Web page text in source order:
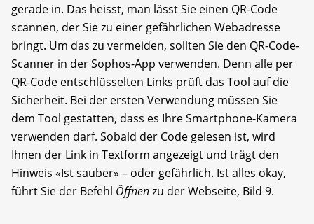
gerade in. Das heisst, man lässt Sie einen QR-Code
scannen, der Sie zu einer gefährlichen Webadresse
bringt. Um das zu vermeiden, sollten Sie den QR-Code-
Scanner in der Sophos-App verwenden. Denn alle per
QR-Code entschlüsselten Links prüft das Tool auf die
Sicherheit. Bei der ersten Verwendung müssen Sie
dem Tool gestatten, dass es Ihre Smartphone-Kamera
verwenden darf. Sobald der Code gelesen ist, wird
Ihnen der Link in Textform angezeigt und trägt den
Hinweis «Ist sauber» – oder gefährlich. Ist alles okay,
führt Sie der Befehl Öffnenzu der Webseite, Bild 9.